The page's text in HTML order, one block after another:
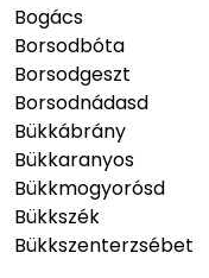
Bogács
Borsodbóta
Borsodgeszt
Borsodnádasd
Bükkábrány
Bükkaranyos
Bükkmogyorósd
Bükkszék
Bükkszenterzsébet